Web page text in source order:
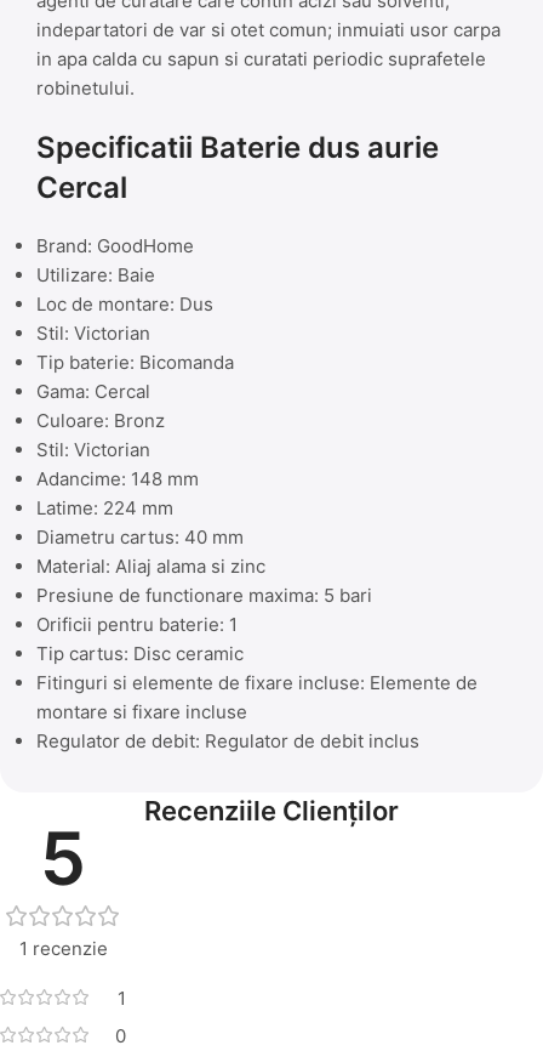
indepartatori de var si otet comun; inmuiati usor carpa
in apa calda cu sapun si curatati periodic suprafetele
robinetului.
Specificatii Baterie dus aurie
Cercal
Brand: GoodHome
Utilizare: Baie
Loc de montare: Dus
Stil: Victorian
Tip baterie: Bicomanda
Gama: Cercal
Culoare: Bronz
Stil: Victorian
Adancime: 148 mm
Latime: 224 mm
Diametru cartus: 40 mm
Material: Aliaj alama si zinc
Presiune de functionare maxima: 5 bari
Orificii pentru baterie: 1
Tip cartus: Disc ceramic
Fitinguri si elemente de fixare incluse: Elemente de
montare si fixare incluse
Regulator de debit: Regulator de debit inclus
Recenziile Clienților
5
1 recenzie
1
0